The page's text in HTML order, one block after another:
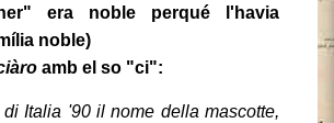
era noble perqué l'havia
noble)
amb el so "ci":
Italia '90 il nome della mascotte,